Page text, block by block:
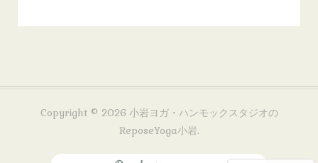
Copyright © 2026 小岩ヨガ・ハンモックスタジオの
ReposeYoga小岩.